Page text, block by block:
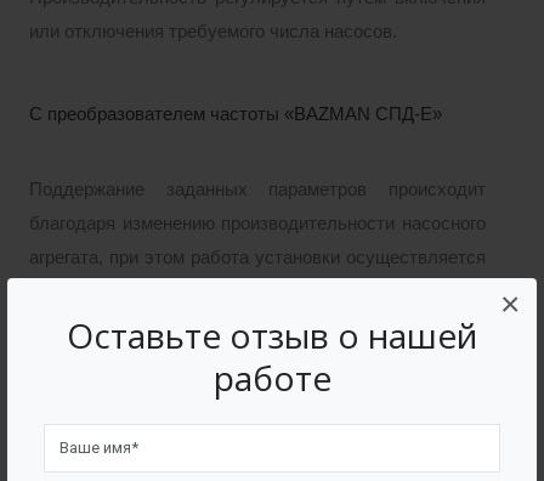
Оставьте отзыв о нашей
работе
×
или отключения требуемого числа насосов.
С преобразователем частоты «BAZMAN СПД-Е»
Поддержание заданных параметров происходит
благодаря изменению производительности насосного
агрегата, при этом работа установки осуществляется
резерв.